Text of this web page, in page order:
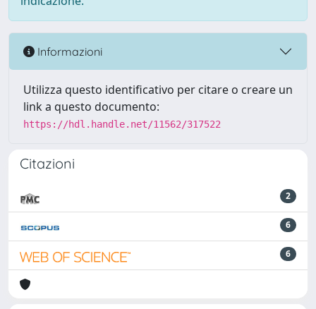
Informazioni
Utilizza questo identificativo per citare o creare un
link a questo documento:
https://hdl.handle.net/11562/317522
Citazioni
2
6
6